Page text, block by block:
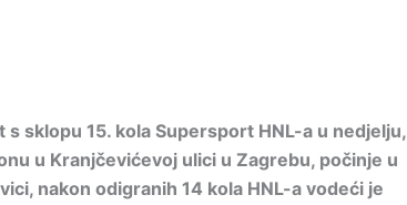
sklopu 15. kola Supersport HNL-a u nedjelju,
u Kranjčevićevoj ulici u Zagrebu, počinje u
nakon odigranih 14 kola HNL-a vodeći je